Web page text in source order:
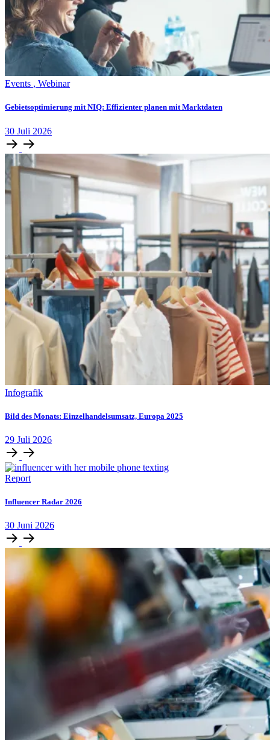
Events , Webinar
Gebietsoptimierung mit NIQ: Effizienter planen mit Marktdaten
30 Juli 2026
Infografik
Bild des Monats: Einzelhandelsumsatz, Europa 2025
29 Juli 2026
Report
Influencer Radar 2026
30 Juni 2026